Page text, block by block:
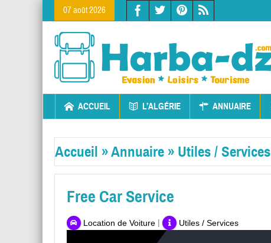
07 août 2026
ACCUEIL L’ALGÉRIE ANNUAIRE
Accueil »Annuaire » Utiles / Services
Free Car Service
Location de Voiture | Utiles / Services